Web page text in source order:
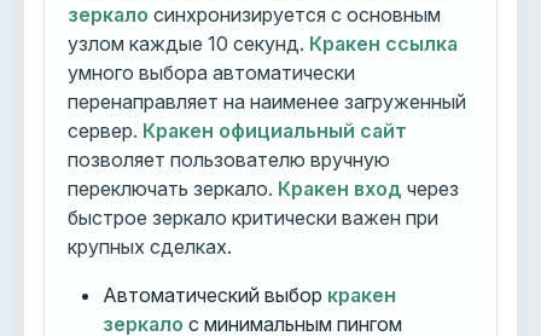
зеркало синхронизируется с основным
узлом каждые 10 секунд. Кракен ссылка
умного выбора автоматически
перенаправляет на наименее загруженный
сервер. Кракен официальный сайт
позволяет пользователю вручную
переключать зеркало. Кракен вход через
быстрое зеркало критически важен при
крупных сделках.
Автоматический выбор кракен
зеркало с минимальным пингом